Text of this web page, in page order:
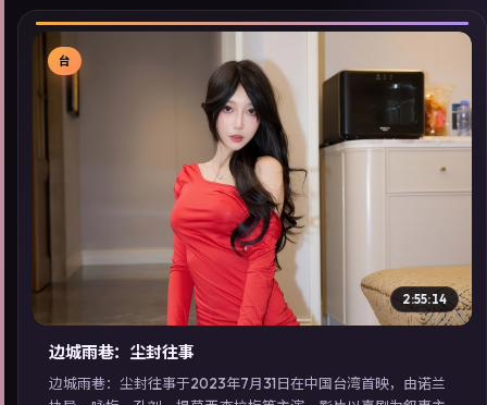
▶
台
2:55:14
边城雨巷：尘封往事
边城雨巷：尘封往事于2023年7月31日在中国台湾首映，由诺兰